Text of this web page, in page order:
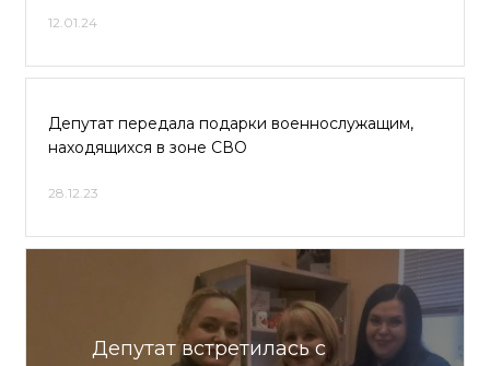
12.01.24
Депутат передала подарки военнослужащим,
находящихся в зоне СВО
28.12.23
Депутат встретилась с